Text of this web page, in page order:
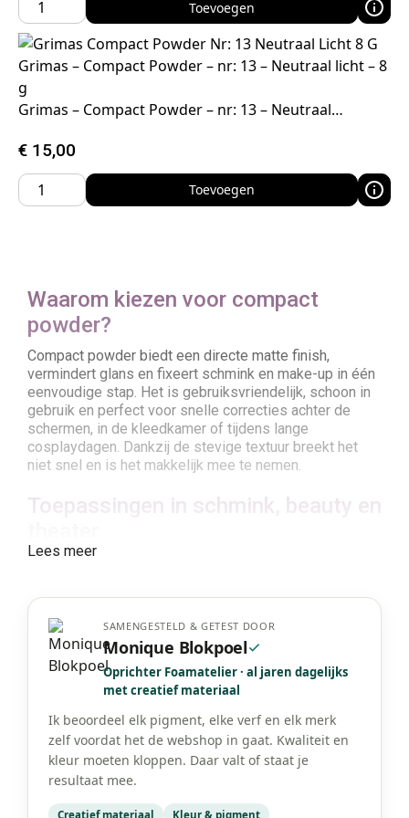
Toevoegen
Grimas – Compact Powder – nr: 13 – Neutraal licht – 8
g
Grimas – Compact Powder – nr: 13 – Neutraal…
€ 15,00
Toevoegen
Waarom kiezen voor compact
powder?
Compact powder biedt een directe matte finish,
vermindert glans en fixeert schmink en make-up in één
eenvoudige stap. Het is gebruiksvriendelijk, schoon in
gebruik en perfect voor snelle correcties achter de
schermen, in de kleedkamer of tijdens lange
cosplaydagen. Dankzij de stevige textuur breekt het
niet snel en is het makkelijk mee te nemen.
Toepassingen in schmink, beauty en
Compact powder is ideaal voor het matteren van creme
verzacht randen, fixeert kleur en zorgt voor een
gelijkmatige huidstructuur. In theater wordt compact
powder gebruikt om glans te vermijden onder felle
lampen, terwijl cosplayers het inzetten om hun look
langdurig strak te houden tijdens fotosessies of
Technieken met Compact Powder
Compact powder wordt meestal aangebracht met een
poederdons, poederpenseel of sponsje. Door licht te
Lees meer
SAMENGESTELD & GETEST DOOR
Monique Blokpoel
Oprichter Foamatelier · al jaren dagelijks
met creatief materiaal
Ik beoordeel elk pigment, elke verf en elk merk
zelf voordat het de webshop in gaat. Kwaliteit en
kleur moeten kloppen. Daar valt of staat je
resultaat mee.
Creatief materiaal
Kleur & pigment